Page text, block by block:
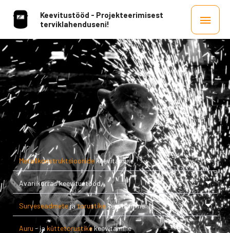
Keevitustööd - Projekteerimisest
terviklahenduseni!
Metallkonstruktsioonidekeevitamine
Avariikorras keevitustööd
Surveseadmetejatorustikekeevitamine
Auru - ja küttetorustikekeevitamine